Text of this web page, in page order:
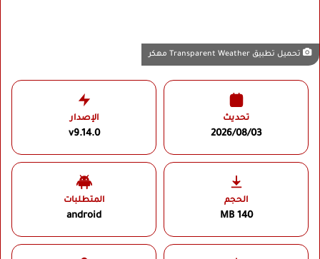
تحميل تطبيق Transparent Weather مهكر
تحديث
2026/08/03
الإصدار
v9.14.0
الحجم
140 MB
المتطلبات
android